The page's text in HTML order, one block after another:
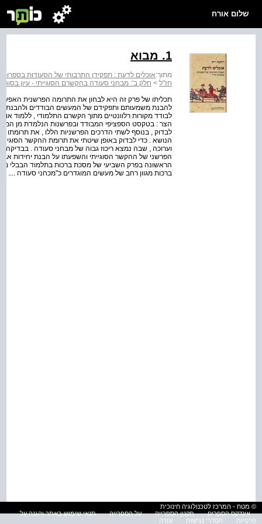
שלום אורח
1. מבוא
מתוך:אוכלים לדעת : תפקידן התרבותי של הסעודות בספרות
חז"ל > חלק ב': מבחני סעודה בהקשרם הסוגייתי - עיון
תכליתו של פרק זה היא לבחון את התרומה הפרשנית
להבנת משמעותם ותפקידם של המעשים הבודדים ולהבנת
לבודד מקורות רלוונטיים מתוך הקשרם התלמודי , ללמוד
הצר : בטקסט הספציפי המבודד ובפרשנות הנלמדת מן
לבדוק , בנוסף לשתי הדרכים הפרשניות הללו , את
הנושא . כדי לבדוק באופן שיטתי את תרומת ההקשר
וערוכה , שבה נמצא ריכוז גבוה של מבחני סעודה . בבדיקה
הפרשני של ההקשר הסוגייתי והשפעתו על הבנת יחידות
הראשונה בפרק השביעי של מסכת ברכות בתלמוד הבבלי
ברכות מגוון רחב של מעשים המוגדרים כ"מכחני סעודה ....
© מטח - המרכז לטכנולוגיה חינוכית
אינדקס הספרים
תקנון הספרייה על הספרייה
תנאי שימוש באתר והגנה על
פרטיות
הסדרי נגישות עזרה